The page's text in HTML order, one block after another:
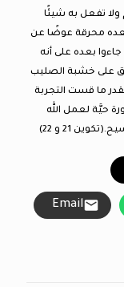
ولا تفعل به شيئًا
محرقة عوضًا عن
بعده على أنه
على خشبة الصليب
ما قست التجربة
حيَّة لعمل الله
21 و 22)
Email